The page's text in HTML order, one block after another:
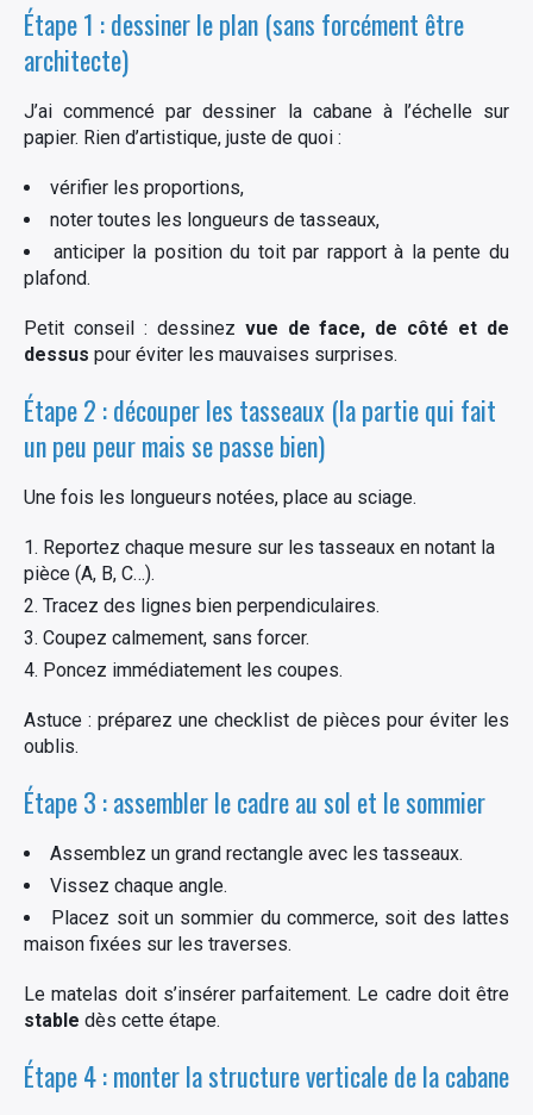
Étape 1 : dessiner le plan (sans forcément être
architecte)
J’ai commencé par dessiner la cabane à l’échelle sur
papier. Rien d’artistique, juste de quoi :
vérifier les proportions,
noter toutes les longueurs de tasseaux,
anticiper la position du toit par rapport à la pente du
plafond.
Petit conseil : dessinez vue de face, de côté et de
dessus pour éviter les mauvaises surprises.
Étape 2 : découper les tasseaux (la partie qui fait
un peu peur mais se passe bien)
Une fois les longueurs notées, place au sciage.
Reportez chaque mesure sur les tasseaux en notant la
pièce (A, B, C…).
Tracez des lignes bien perpendiculaires.
Coupez calmement, sans forcer.
Poncez immédiatement les coupes.
Astuce : préparez une checklist de pièces pour éviter les
oublis.
Étape 3 : assembler le cadre au sol et le sommier
Assemblez un grand rectangle avec les tasseaux.
Vissez chaque angle.
Placez soit un sommier du commerce, soit des lattes
maison fixées sur les traverses.
Le matelas doit s’insérer parfaitement. Le cadre doit être
stable dès cette étape.
Étape 4 : monter la structure verticale de la cabane
Rechercher
: